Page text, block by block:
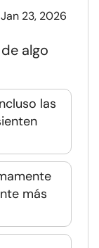
23, 2026
algo
las
más